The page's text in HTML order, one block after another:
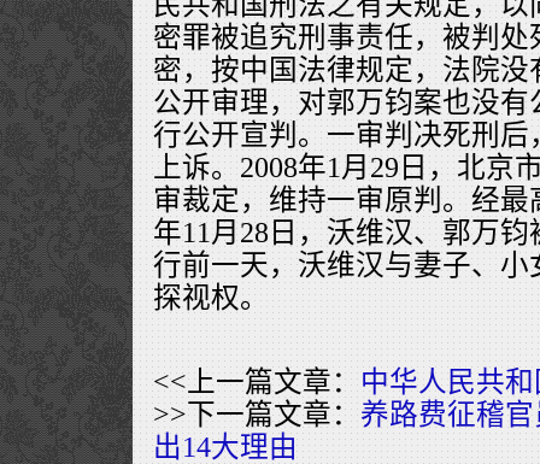
密罪被追究刑事责任，被判
密，按中国法律规定，法院
公开审理，对郭万钧案也没
行公开宣判。一审判决死刑
上诉。2008年1月29日，北京
审裁定，维持一审原判。经最
年11月28日，沃维汉、郭万
行前一天，沃维汉与妻子、
探视权。
<<上一篇文章：中华人民共
>>下一篇文章：养路费征稽
出14大理由